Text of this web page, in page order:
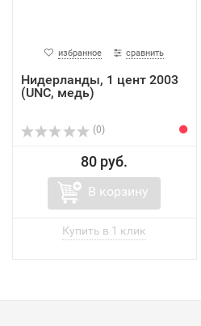
избранное сравнить
Нидерланды, 1 цент 2003
(UNC, медь)
(0)
80 руб.
В корзину